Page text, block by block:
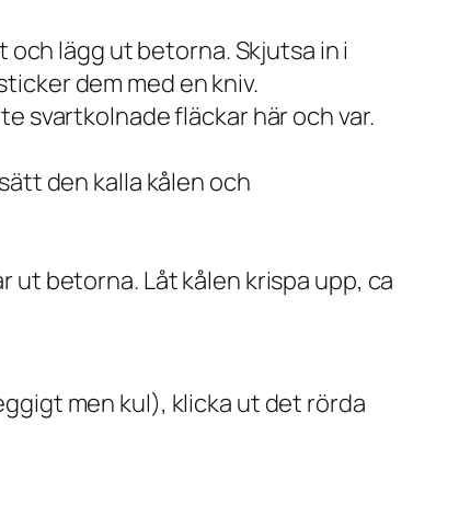
lägg ut betorna. Skjutsa in i
dem med en kniv.
svartkolnade fläckar här och var.
den kalla kålen och
ut betorna. Låt kålen krispa upp, ca
men kul), klicka ut det rörda